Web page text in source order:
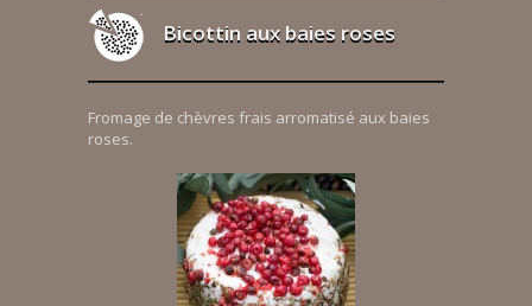
Bicottin aux baies roses
Fromage de chèvres frais arromatisé aux baies
roses.